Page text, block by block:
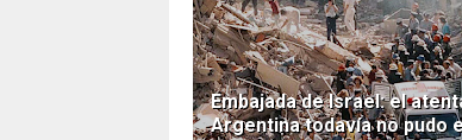
Embajada de Israel: el
Argentina todavía no pudo